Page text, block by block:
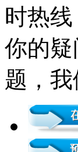
时热
你的
题，